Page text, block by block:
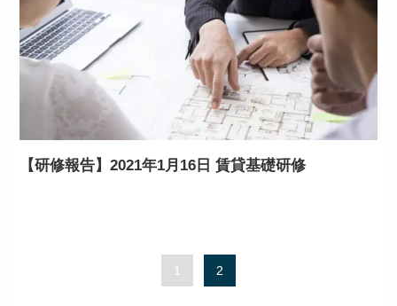
【研修報告】2021年1月16日 賃貸基礎研修
1 2